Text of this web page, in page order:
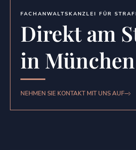
FACHANWALTSKANZLEI FÜR
Direkt am
in München
NEHMEN SIE KONTAKT MIT UNS AUF